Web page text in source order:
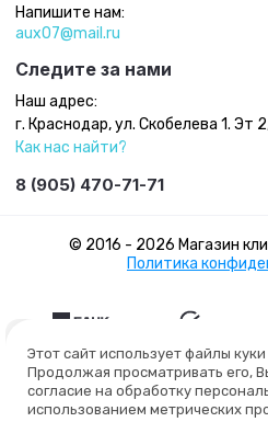
Напишите нам:
aux07@mail.ru
Следите за нами
Наш адрес:
г. Краснодар, ул. Скобелева 1. Эт
Как нас найти?
8 (905) 470-71-71
© 2016 - 2026 Магазин
Политика
Этот сайт использует файлы
Продолжая просматривать его,
согласие на обработку
использованием метрических